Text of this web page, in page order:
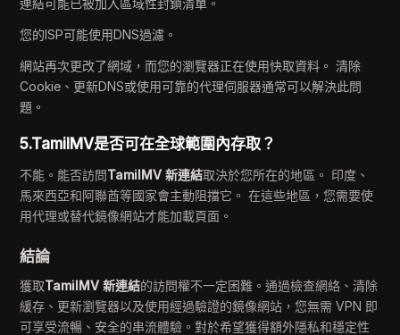
您的ISP可能使用DNS過濾。
網站再次更改了網域，而您的瀏覽器正在使用快取資料。 清除
Cookie、更新DNS或使用可靠的代理伺服器通常可以解決此問
題。
5.TamilMV是否可在全球範圍內存取？
不能。能否訪問TamilMV 新連結取決於您所在的地區。 印度、
馬來西亞和阿聯酋等國家會主動阻擋它。 在這些地區，您需要使
用代理或替代鏡像網站才能加載頁面。
結論
獲取TamilMV 新連結的訪問權不一定困難。通過檢查網絡、清除
緩存、更新瀏覽器以及使用經過驗證的鏡像網站，您無需 VPN 即
可享受流暢、安全的串流體驗。對於希望獲得額外隱私和穩定性